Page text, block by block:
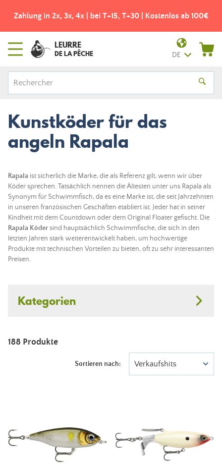
Zahlung in 2x, 3x, 4x | bei T+15, T+30 | Kostenlos ab 100€
LEURRE
DE LA PÊCHE DE
Kunstköder für das
angeln Rapala
Rapala ist sicherlich die Marke, die als Referenz gilt, wenn wir über
Ködersprechen. Tatsächlich nennen die Ältesten unter uns Rapala als
Synonym für Schwimmfisch, da es eine Marke ist, die seit Jahrzehnten
in unseren französischen Geschäften etabliert ist. Jeder hat in seiner
Kindheit mit dem Countdown oder dem Original Floater gefischt. Die
Rapala Ködersind hauptsächlich Schwimmfische, die sich in den
letzten Jahren stark weiterentwickelt haben, um hochwertige
Produkte mit technischen Vorteilen zu bieten, oft zu sehr interessanten
Preisen.
Kategorien
188 Produkte
Sortieren nach: Verkaufshits